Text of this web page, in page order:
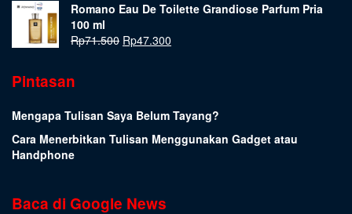
Romano Eau De Toilette Grandiose Parfum Pria
100 ml
Rp71.500 Rp47.300
Pintasan
Mengapa Tulisan Saya Belum Tayang?
Cara Menerbitkan Tulisan Menggunakan Gadget atau
Handphone
Baca di Google News